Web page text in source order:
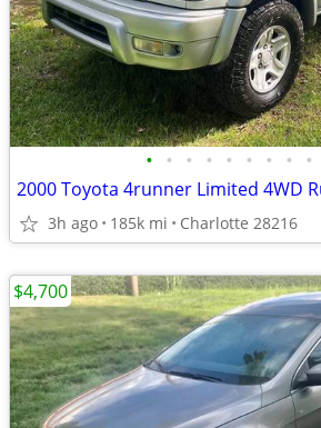
• • • • • • • • •
3h ago 185k mi Charlotte 28216
$4,700